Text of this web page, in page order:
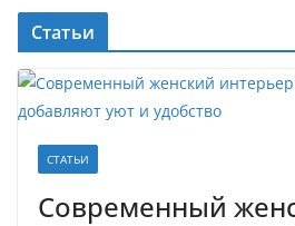
Статьи
СТАТЬИ
Современный